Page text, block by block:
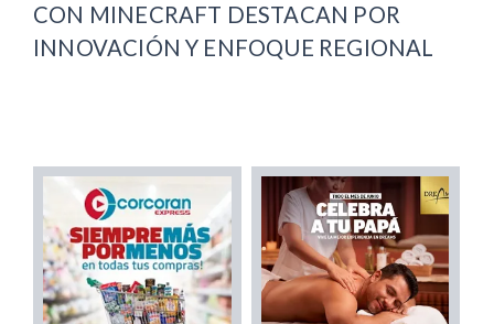
CON MINECRAFT DESTACAN POR
INNOVACIÓN Y ENFOQUE REGIONAL